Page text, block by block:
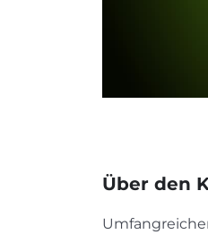
Über den